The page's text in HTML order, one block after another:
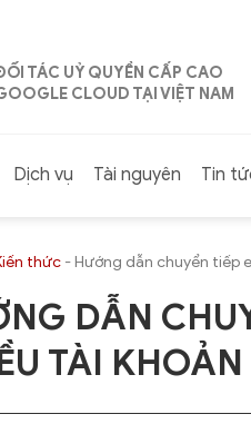
TÁC UỶ QUYỀN CẤP CAO
CLOUD TẠI VIỆT NAM
Dịch vụ Tài nguyên Tin
thức-Hướng dẫn chuyển tiếp
DẪN
TÀI KHOẢN